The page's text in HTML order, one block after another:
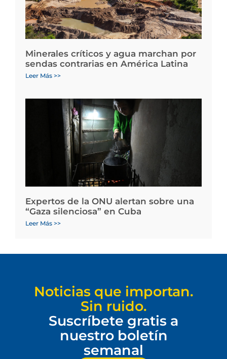
Minerales críticos y agua marchan por
sendas contrarias en América Latina
Leer Más >>
Expertos de la ONU alertan sobre una
“Gaza silenciosa” en Cuba
Leer Más >>
Noticias que importan.
Sin ruido.
Suscríbete gratis a
nuestro boletín
semanal